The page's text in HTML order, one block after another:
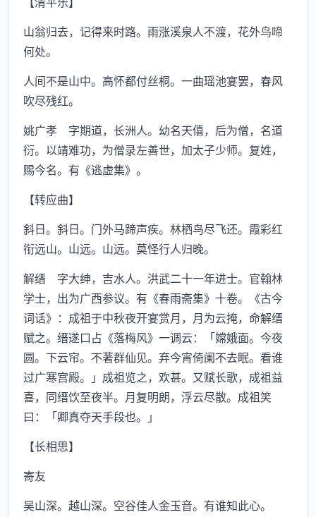
山翁归去，记得来时路。雨涨溪泉人不渡，花外鸟啼
何处。
人间不是山中。高怀都付丝桐。一曲瑶池宴罢，春风
吹尽残红。
姚广孝 字期道，长洲人。幼名天僖，后为僧，名道
衍。以靖难功，为僧录左善世，加太子少师。复姓，
赐今名。有《逃虚集》。
【转应曲】
斜日。斜日。门外马蹄声疾。林栖鸟尽飞还。霞彩红
衔远山。山远。山远。莫怪行人归晚。
解缙 字大绅，吉水人。洪武二十一年进士。官翰林
学士，出为广西参议。有《春雨斋集》十卷。《古今
词话》：成祖于中秋夜开宴赏月，月为云掩，命解缙
赋之。缙遂口占《落梅风》一调云：「嫦娥面。今夜
圆。下云帘。不著群仙见。弃今宵倚阑不去眠。看谁
过广寒宫殿。」成祖览之，欢甚。又赋长歌，成祖益
喜，同缙饮至夜半。月复明朗，浮云尽散。成祖笑
曰：「卿真夺天手段也。」
【长相思】
寄友
吴山深。越山深。空谷佳人金玉音。有谁知此心。